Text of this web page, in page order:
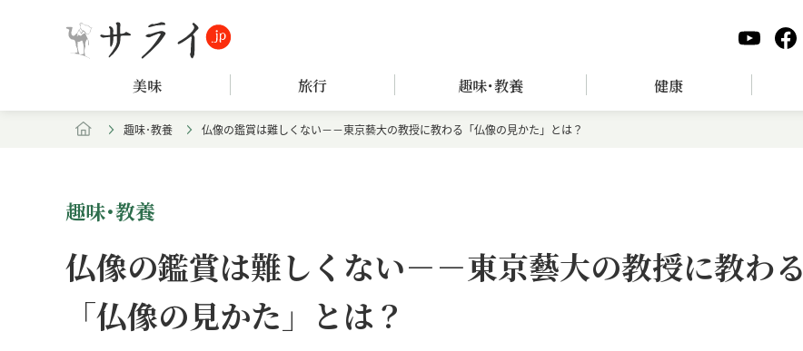
美味 旅行 趣味･教養 健康
趣味･教養 仏像の鑑賞は難しくない－－東京藝大の教授に教わる「仏像の見かた」とは？
趣味･教養
仏像の鑑賞は難しくない－－東京藝大の教授に教わる
「仏像の見かた」とは？